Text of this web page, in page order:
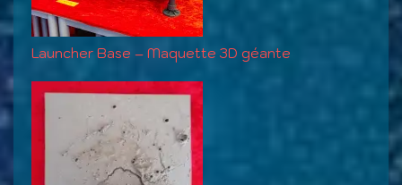
Launcher Base – Maquette 3D géante